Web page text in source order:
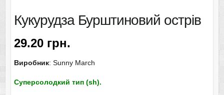
Кукурудза Бурштиновий острів
29.20 грн.
Виробник: Sunny March
Суперсолодкий тип (sh).